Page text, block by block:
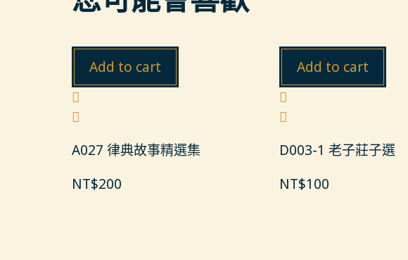
Add to cart
A027 律典故事精選集
NT$200
Add to cart
D003-1 老子莊子選
NT$100